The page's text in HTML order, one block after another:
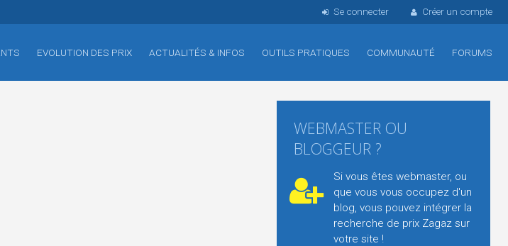
Se connecter Créer un compte
EVOLUTION DES PRIX ACTUALITÉS & INFOS OUTILS PRATIQUES COMMUNAUTÉ FORUMS
WEBMASTER OU
BLOGGEUR ?
Si vous êtes webmaster, ou
que vous vous occupez d'un
blog, vous pouvez intégrer la
recherche de prix Zagaz sur
votre site !